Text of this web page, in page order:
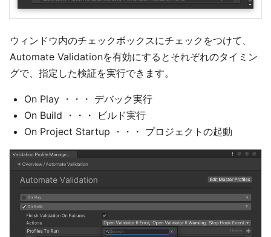
ウィンドウ内のチェックボックスにチェックをつけて、
Automate Validationを有効にするとそれぞれのタイミン
グで、指定した検証を実行できます。
On Play ・・・ デバック実行
On Build ・・・ ビルド実行
On Project Startup ・・・ プロジェクトの起動